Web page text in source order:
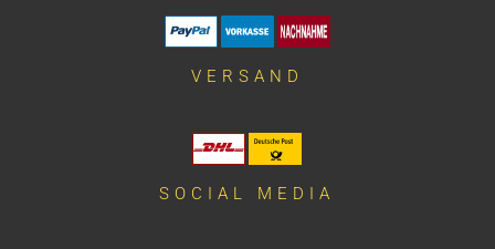
VERSAND
SOCIAL MEDIA